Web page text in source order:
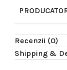
Recenzii (0)
Shipping &